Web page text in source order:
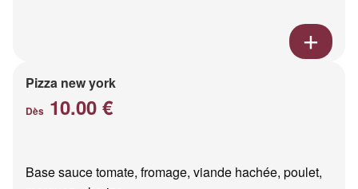
Pizza new york
Dès 10.00 €
Base sauce tomate, fromage, viande hachée, poulet,